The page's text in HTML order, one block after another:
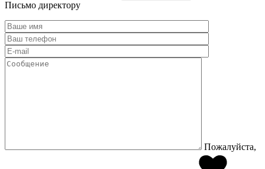
Письмо директору
Пожалуйста,